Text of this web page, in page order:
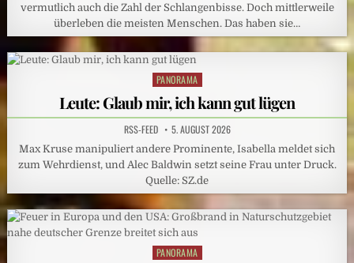
vermutlich auch die Zahl der Schlangenbisse. Doch mittlerweile
überleben die meisten Menschen. Das haben sie…
Posted
in
PANORAMA
Leute: Glaub mir, ich kann gut lügen
RSS-FEED 5. AUGUST 2026
Max Kruse manipuliert andere Prominente, Isabella meldet sich
zum Wehrdienst, und Alec Baldwin setzt seine Frau unter Druck.
Quelle: SZ.de
Posted
PANORAMA